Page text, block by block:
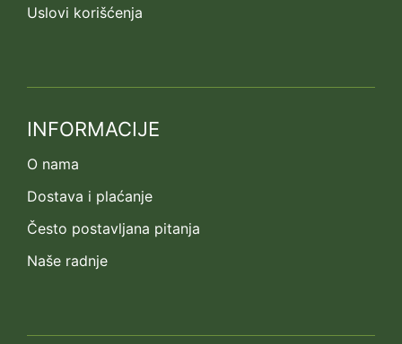
Uslovi korišćenja
INFORMACIJE
O nama
Dostava i plaćanje
Često postavljana pitanja
Naše radnje